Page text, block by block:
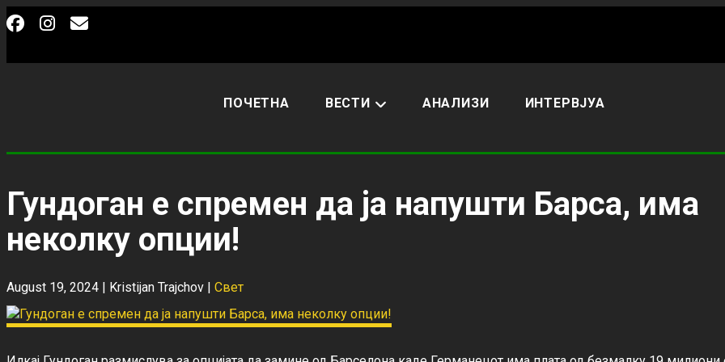
ПОЧЕТНА ВЕСТИ АНАЛИЗИ ИНТЕРВЈУА
Гундоган е спремен да ја напушти Барса, има
неколку опции!
August 19, 2024 | Kristijan Trajchov | Свет